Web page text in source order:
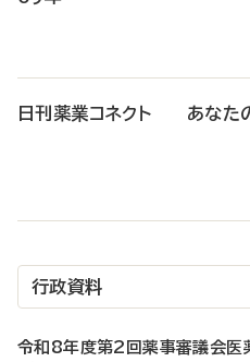
日刊薬業コネクト あなた
行政資料
令和8年度第2回薬事審議会医